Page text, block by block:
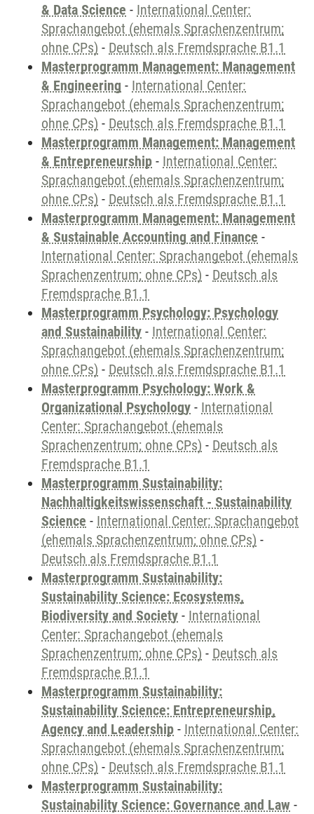
& Data Science - International Center:
Sprachangebot (ehemals Sprachenzentrum;
ohne CPs) - Deutsch als Fremdsprache B1.1
Masterprogramm Management: Management
& Engineering - International Center:
Sprachangebot (ehemals Sprachenzentrum;
ohne CPs) - Deutsch als Fremdsprache B1.1
Masterprogramm Management: Management
& Entrepreneurship - International Center:
Sprachangebot (ehemals Sprachenzentrum;
ohne CPs) - Deutsch als Fremdsprache B1.1
Masterprogramm Management: Management
& Sustainable Accounting and Finance -
International Center: Sprachangebot (ehemals
Sprachenzentrum; ohne CPs) - Deutsch als
Fremdsprache B1.1
Masterprogramm Psychology: Psychology
and Sustainability - International Center:
Sprachangebot (ehemals Sprachenzentrum;
ohne CPs) - Deutsch als Fremdsprache B1.1
Masterprogramm Psychology: Work &
Organizational Psychology - International
Center: Sprachangebot (ehemals
Sprachenzentrum; ohne CPs) - Deutsch als
Fremdsprache B1.1
Masterprogramm Sustainability:
Nachhaltigkeitswissenschaft - Sustainability
Science - International Center: Sprachangebot
(ehemals Sprachenzentrum; ohne CPs) -
Deutsch als Fremdsprache B1.1
Masterprogramm Sustainability:
Sustainability Science: Ecosystems,
Biodiversity and Society - International
Center: Sprachangebot (ehemals
Sprachenzentrum; ohne CPs) - Deutsch als
Fremdsprache B1.1
Masterprogramm Sustainability:
Sustainability Science: Entrepreneurship,
Agency and Leadership - International Center:
Sprachangebot (ehemals Sprachenzentrum;
ohne CPs) - Deutsch als Fremdsprache B1.1
Masterprogramm Sustainability:
Sustainability Science: Governance and Law -